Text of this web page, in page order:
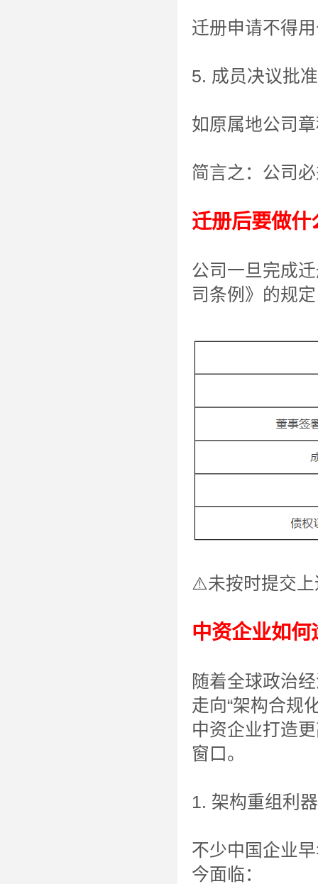
迁册申请不得
5. 成员决议批准
如原属地公司
简言之：公司
迁册后要做什
公司一旦完成
司条例》的规
⚠️未按时提交上
中资企业如
随着全球政治
走向“架构合规
中资企业打造
窗口。
1. 架构重组利
不少中国企业
今面临：